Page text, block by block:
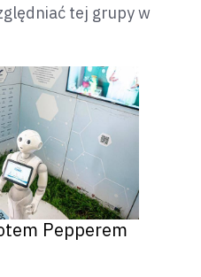
tej grupy w
Pepperem